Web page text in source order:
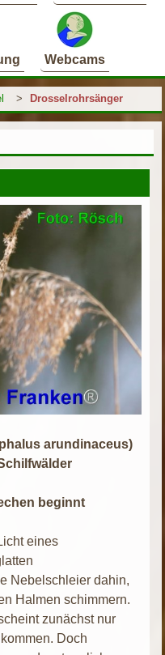
Webcams
> Drosselrohrsänger
arundinaceus)
beginnt
eines
Nebelschleier dahin,
Halmen schimmern.
zunächst nur
Doch